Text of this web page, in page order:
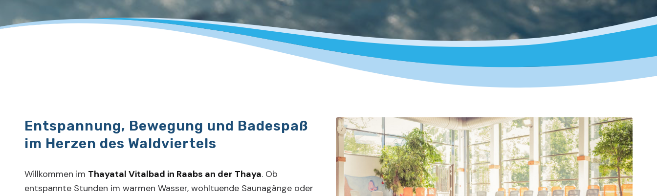
Entspannung, Bewegung und Badespaß
im Herzen des Waldviertels
Willkommen im Thayatal Vitalbad in Raabs an der Thaya. Ob
entspannte Stunden im warmen Wasser, wohltuende Saunagänge oder